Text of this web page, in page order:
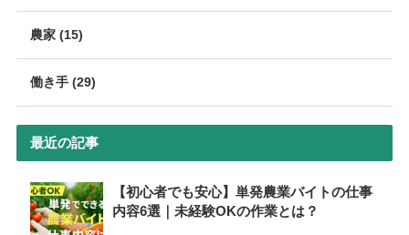
農家 (15)
働き手 (29)
最近の記事
【初心者でも安心】単発農業バイトの仕事
内容6選｜未経験OKの作業とは？